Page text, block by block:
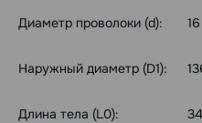
Диаметр проволоки (d):
Наружный диаметр (D1):
Длина тела (L0):